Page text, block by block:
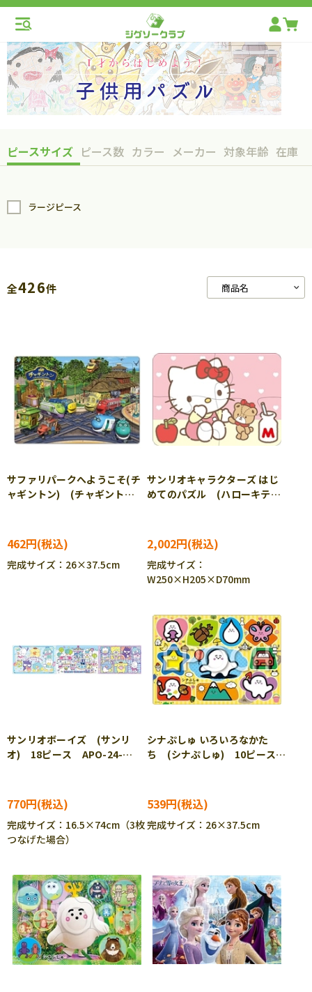
ピースサイズ ピース数 カラー メーカー 対象年齢 在庫
ラージピース
全426件
サファリパークへようこそ(チ
ャギントン) (チャギント
462円
完成サイズ：26×37.5cm
サンリオキャラクターズ はじ
めてのパズル (ハローキテ
2,002円
完成サイズ：
W250×H205×D70mm
サンリオボーイズ (サンリ
オ) 18ピース APO-24-
770円
完成サイズ：16.5×74cm（3枚
つなげた場合）
シナぷしゅ いろいろなかた
ち (シナぷしゅ) 10ピース
539円
完成サイズ：26×37.5cm